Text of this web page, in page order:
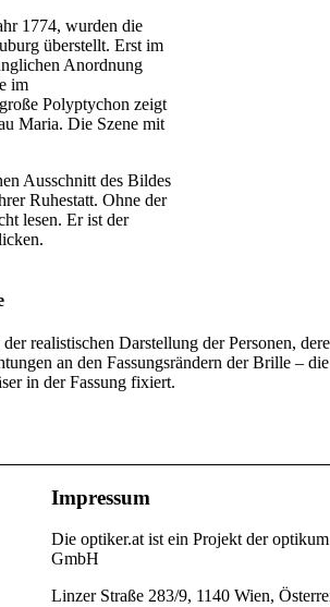
1774, wurden die
überstellt. Erst im
Anordnung
im
Polyptychon zeigt
Maria. Die Szene mit
Ausschnitt des Bildes
Ruhestatt. Ohne der
lesen. Er ist der
realistischen Darstellung der Personen,
an den Fassungsrändern der Brille –
in der Fassung fixiert.
Impressum
Die optiker.at ist ein Projekt der optikum
GmbH
Linzer Straße 283/9, 1140 Wien,